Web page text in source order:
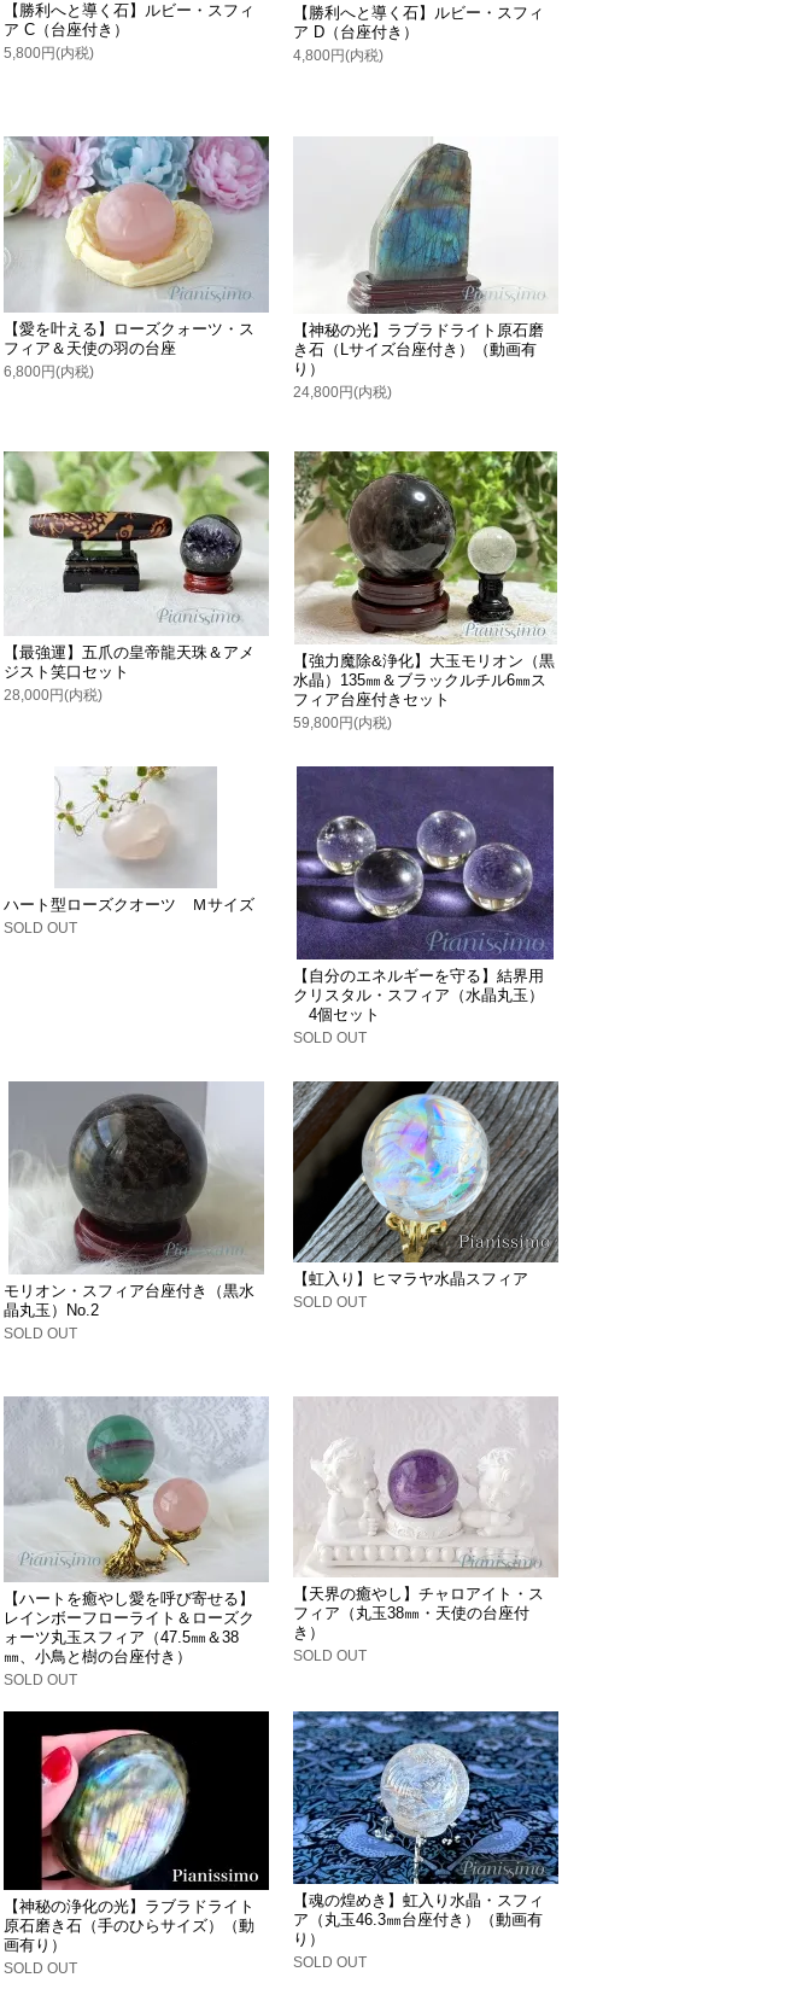
【勝利へと導く石】ルビー・スフィ
ア C（台座付き）
5,800円(内税)
【勝利へと導く石】ルビー・スフィ
ア D（台座付き）
4,800円(内税)
【愛を叶える】ローズクォーツ・ス
フィア＆天使の羽の台座
6,800円(内税)
【神秘の光】ラブラドライト原石磨
き石（Lサイズ台座付き）（動画有
り）
24,800円(内税)
【最強運】五爪の皇帝龍天珠＆アメ
ジスト笑口セット
28,000円(内税)
【強力魔除&浄化】大玉モリオン（黒
水晶）135㎜＆ブラックルチル6㎜ス
フィア台座付きセット
59,800円(内税)
ハート型ローズクオーツ Ｍサイズ
SOLD OUT
【自分のエネルギーを守る】結界用
クリスタル・スフィア（水晶丸玉）
4個セット
SOLD OUT
モリオン・スフィア台座付き（黒水
晶丸玉）No.2
SOLD OUT
【虹入り】ヒマラヤ水晶スフィア
SOLD OUT
【ハートを癒やし愛を呼び寄せる】
レインボーフローライト＆ローズク
ォーツ丸玉スフィア（47.5㎜＆38
㎜、小鳥と樹の台座付き）
SOLD OUT
【天界の癒やし】チャロアイト・ス
フィア（丸玉38㎜・天使の台座付
き）
SOLD OUT
【神秘の浄化の光】ラブラドライト
原石磨き石（手のひらサイズ）（動
画有り）
SOLD OUT
【魂の煌めき】虹入り水晶・スフィ
ア（丸玉46.3㎜台座付き）（動画有
り）
SOLD OUT